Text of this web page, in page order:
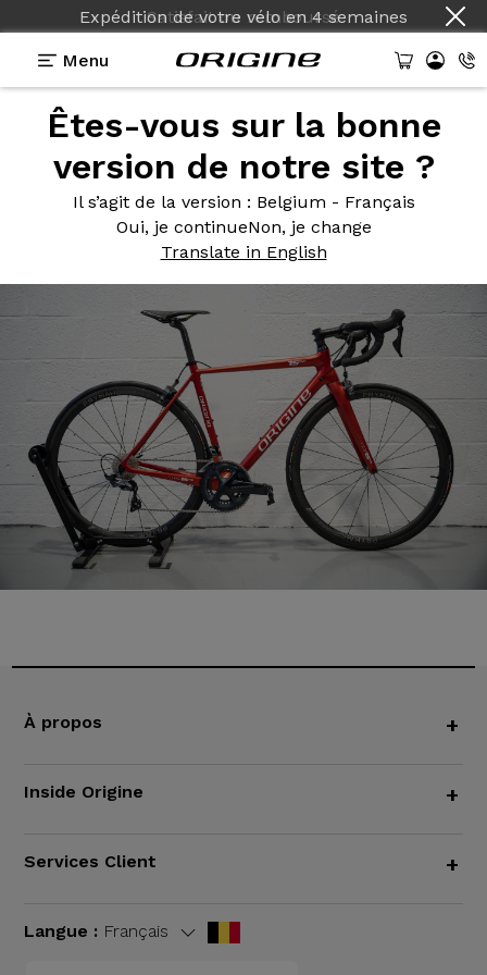
Expédition de votre véloen4 semaines
Menu
Êtes-vous sur la bonne
version de notre site ?
Il s’agit de la version : Belgium - Français
Oui, je continueNon, je change
Translate in English
Photos> Axxome RS Evo Rouge Flamme Satiné
Axxome RS Evo Rouge
Flamme Satiné
À propos +
Inside Origine +
Services Client +
Langue : Français